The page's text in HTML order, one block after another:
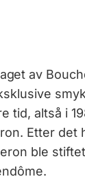
av
tid, altså i
Etter det
ble